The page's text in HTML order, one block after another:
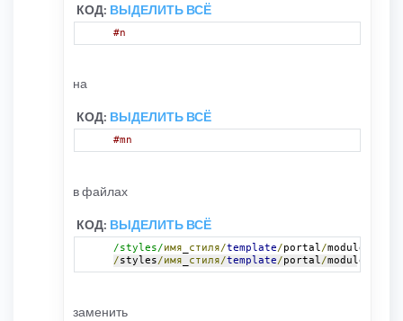
КОД: ВЫДЕЛИТЬ ВСЁ
#n
на
КОД: ВЫДЕЛИТЬ ВСЁ
#mn
в файлах
КОД: ВЫДЕЛИТЬ ВСЁ
/styles/имя стиля/template/portal/modules
/styles/имя стиля/template/portal/modules
заменить